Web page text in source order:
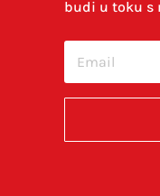
kada budem
budi u toku s